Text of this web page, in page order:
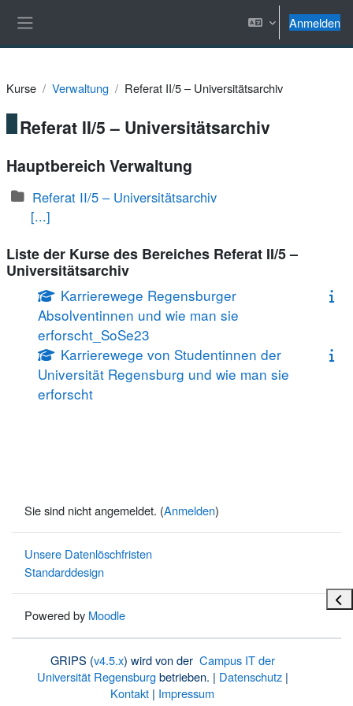
Anmelden
Kurse Verwaltung Referat II/5 – Universitätsarchiv
Referat II/5 – Universitätsarchiv
Hauptbereich Verwaltung
Referat II/5 – Universitätsarchiv
[...]
Liste der Kurse des Bereiches Referat II/5 –
Universitätsarchiv
Karrierewege Regensburger
Absolventinnen und wie man sie
erforscht_SoSe23
Karrierewege von Studentinnen der
Universität Regensburg und wie man sie
erforscht
Sie sind nicht angemeldet. (Anmelden)
Unsere Datenlöschfristen
Standarddesign
Powered by Moodle
GRIPS (v4.5.x) wird von der Campus IT der
Universität Regensburgbetrieben. | Datenschutz|
Kontakt | Impressum